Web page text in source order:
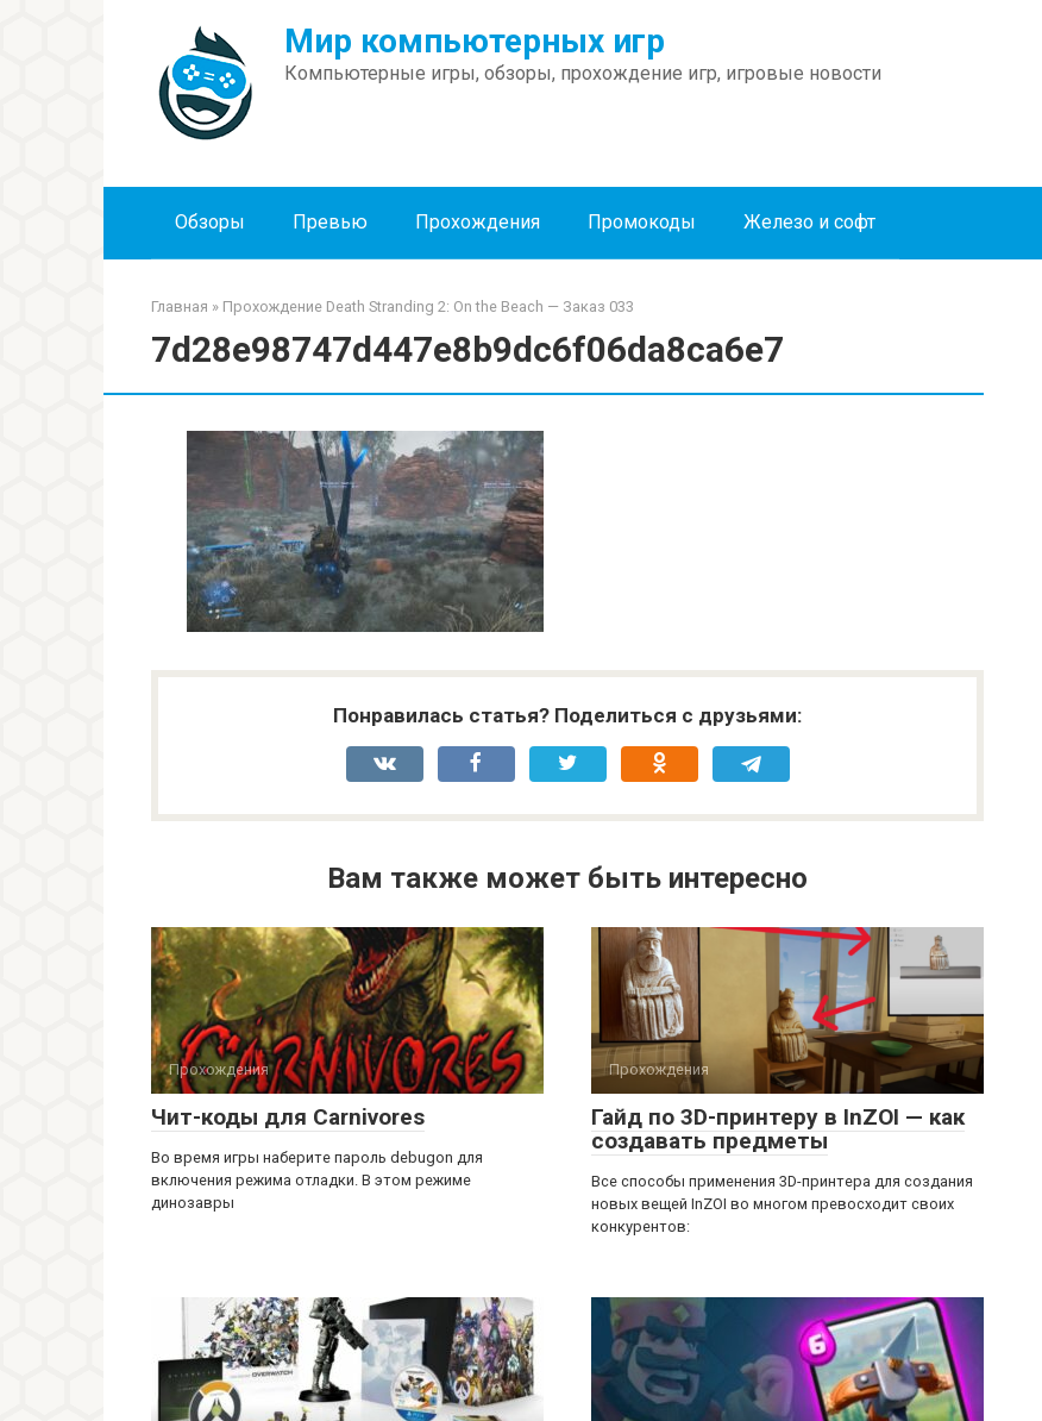
Мир компьютерных игр
Компьютерные игры, обзоры, прохождение игр, игровые новости
Обзоры Превью Прохождения Промокоды Железо и софт
Главная » Прохождение Death Stranding 2: On the Beach — Заказ 033
7d28e98747d447e8b9dc6f06da8ca6e7
Понравилась статья? Поделиться с друзьями:
Вам также может быть интересно
Прохождения
Чит-коды для Carnivores
Во время игры наберите пароль debugon для
включения режима отладки. В этом режиме
динозавры
Прохождения
Гайд по 3D-принтеру в InZOI — как
создавать предметы
Все способы применения 3D-принтера для создания
новых вещей InZOI во многом превосходит своих
конкурентов: